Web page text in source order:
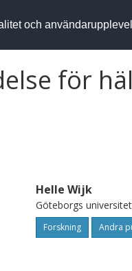
och
för
Helle Wijk
Göteborgs universitet
Forskning Andra